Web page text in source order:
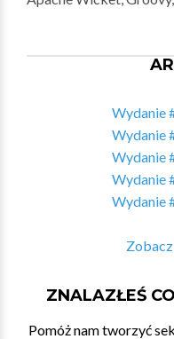
Wydanie
Wydanie
Wydanie
Wydanie
Wydanie
ZNALAZŁEŚ
Pomóż nam tworzyć